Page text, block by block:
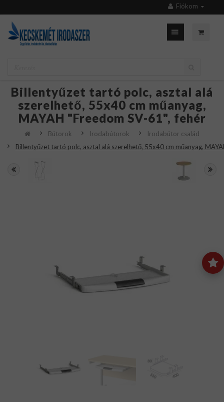
Fiókom
Billentyűzet tartó polc, asztal alá
szerelhető, 55x40 cm műanyag,
MAYAH "Freedom SV-61", fehér
Bútorok Irodabútorok
Irodabútor család
Billentyűzet tartó polc, asztal alá szerelhető, 55x40 cm műanyag,